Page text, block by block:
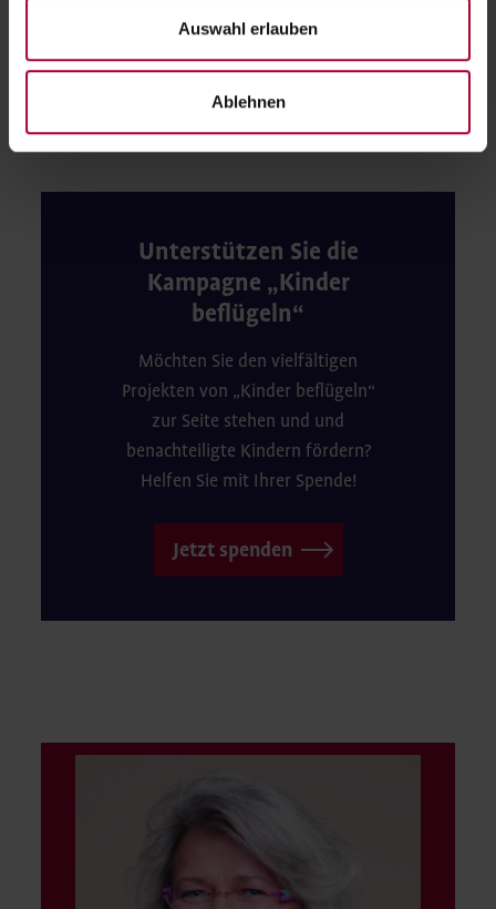
Auswahl erlauben
Ablehnen
Spende ermöglichen Sie Bildung, Teilhabe
und echte Zukunftschancen.
Unterstützen Sie die
Kampagne „Kinder
beflügeln“
Möchten Sie den vielfältigen
Projekten von „Kinder beflügeln“
zur Seite stehen und und
benachteiligte Kindern fördern?
Helfen Sie mit Ihrer Spende!
Jetzt spenden